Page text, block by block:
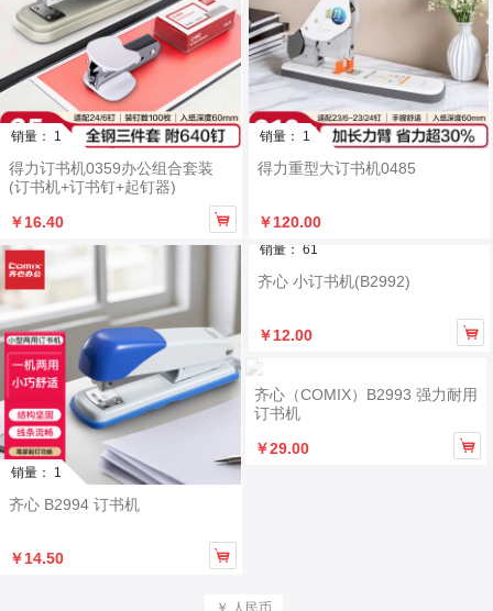
销量： 1
得力订书机0359办公组合套装
(订书机+订书钉+起钉器)
￥16.40

销量： 1
得力重型大订书机0485
￥120.00
销量： 1
齐心 B2994 订书机
￥14.50 
销量： 61
齐心 小订书机(B2992)
￥12.00 
齐心（COMIX）B2993 强力耐用
订书机
￥29.00

￥ 人民币